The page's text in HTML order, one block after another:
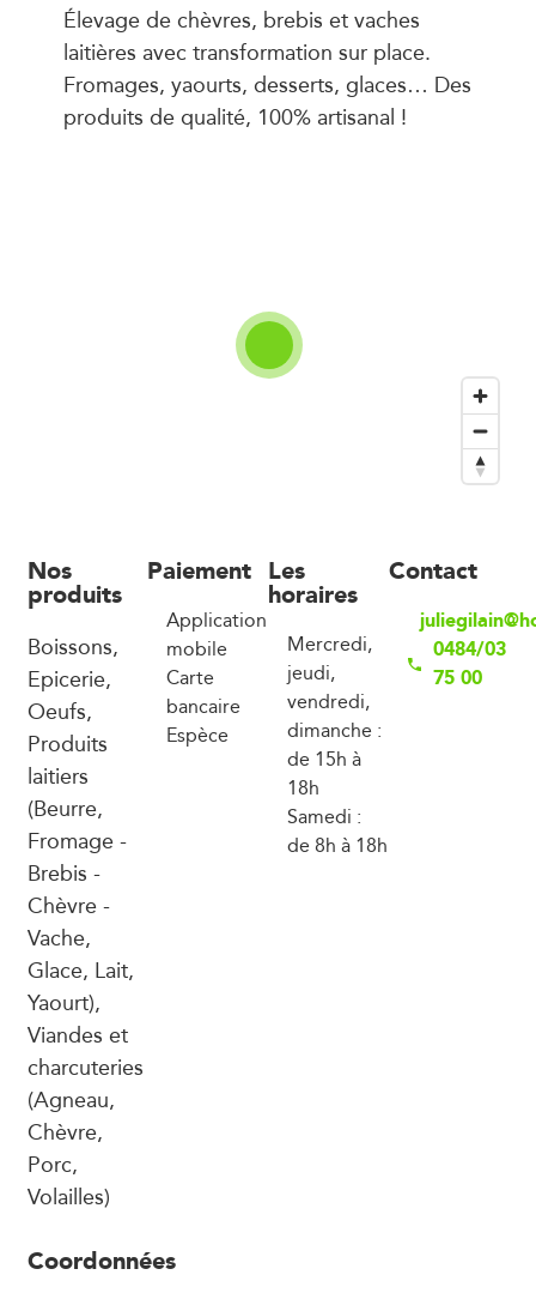
Élevage de chèvres, brebis et vaches
laitières avec transformation sur place.
Fromages, yaourts, desserts, glaces… Des
produits de qualité, 100% artisanal !
Nos
produits
Boissons,
Epicerie,
Oeufs,
Produits
laitiers
(Beurre,
Fromage -
Brebis -
Chèvre -
Vache,
Glace, Lait,
Yaourt),
Viandes et
charcuteries
(Agneau,
Chèvre,
Porc,
Volailles)
Paiement
Application
mobile
Carte
bancaire
Espèce
Les
horaires
Mercredi,
jeudi,
vendredi,
dimanche :
de 15h à
18h
Samedi :
de 8h à 18h
Contact
0484/03
75 00
Coordonnées